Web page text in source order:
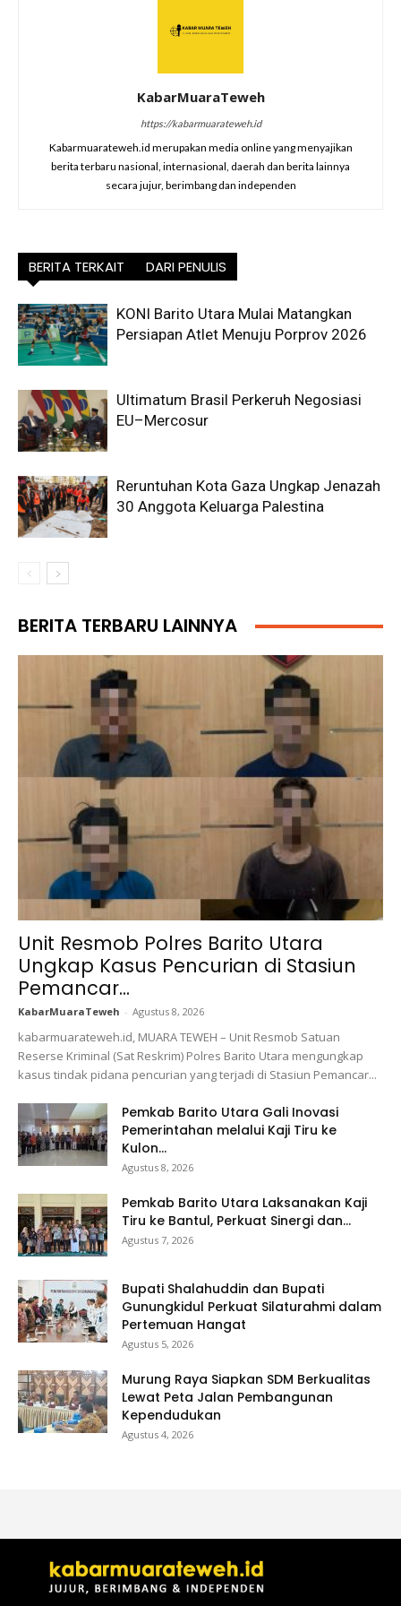
KabarMuaraTeweh
https://kabarmuarateweh.id
Kabarmuarateweh.id merupakan media online yang menyajikan
berita terbaru nasional, internasional, daerah dan berita lainnya
secara jujur, berimbang dan independen
BERITA TERKAIT DARI PENULIS
KONI Barito Utara Mulai Matangkan
Persiapan Atlet Menuju Porprov 2026
Ultimatum Brasil Perkeruh Negosiasi
EU–Mercosur
Reruntuhan Kota Gaza Ungkap Jenazah
30 Anggota Keluarga Palestina
BERITA TERBARU LAINNYA
Unit Resmob Polres Barito Utara
Ungkap Kasus Pencurian di Stasiun
Pemancar...
KabarMuaraTeweh - Agustus 8, 2026
kabarmuarateweh.id, MUARA TEWEH – Unit Resmob Satuan
Reserse Kriminal (Sat Reskrim) Polres Barito Utara mengungkap
kasus tindak pidana pencurian yang terjadi di Stasiun Pemancar...
Pemkab Barito Utara Gali Inovasi
Pemerintahan melalui Kaji Tiru ke
Kulon...
Agustus 8, 2026
Pemkab Barito Utara Laksanakan Kaji
Tiru ke Bantul, Perkuat Sinergi dan...
Agustus 7, 2026
Bupati Shalahuddin dan Bupati
Gunungkidul Perkuat Silaturahmi dalam
Pertemuan Hangat
Agustus 5, 2026
Murung Raya Siapkan SDM Berkualitas
Lewat Peta Jalan Pembangunan
Kependudukan
Agustus 4, 2026